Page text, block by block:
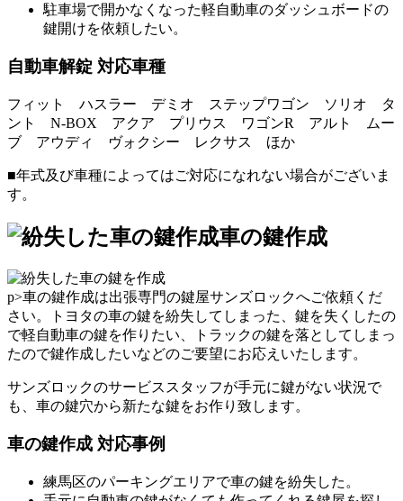
駐車場で開かなくなった軽自動車のダッシュボードの
鍵開けを依頼したい。
自動車解錠 対応車種
フィット ハスラー デミオ ステップワゴン ソリオ タ
ント N-BOX アクア プリウス ワゴンR アルト ムー
ブ アウディ ヴォクシー レクサス ほか
■年式及び車種によってはご対応になれない場合がございま
す。
車の鍵作成
p>車の鍵作成は出張専門の鍵屋サンズロックへご依頼くだ
さい。トヨタの車の鍵を紛失してしまった、鍵を失くしたの
で軽自動車の鍵を作りたい、トラックの鍵を落としてしまっ
たので鍵作成したいなどのご要望にお応えいたします。
サンズロックのサービススタッフが手元に鍵がない状況で
も、車の鍵穴から新たな鍵をお作り致します。
車の鍵作成 対応事例
練馬区のパーキングエリアで車の鍵を紛失した。